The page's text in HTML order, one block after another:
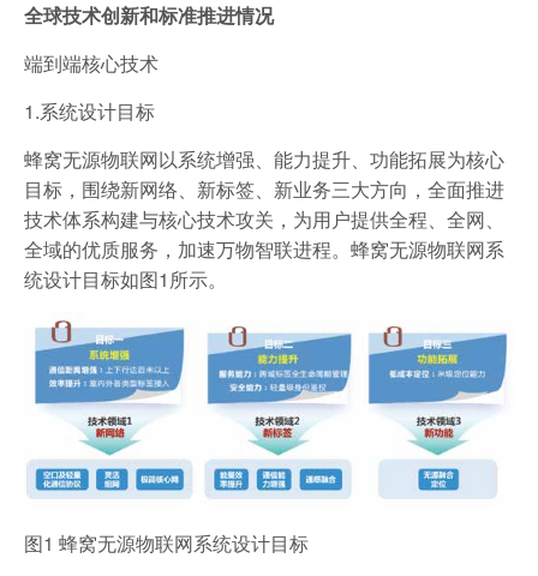
全球技术创新和标准推进情况
端到端核心技术
1.系统设计目标
蜂窝无源物联网以系统增强、能力提升、功能拓展为核心
目标，围绕新网络、新标签、新业务三大方向，全面推进
技术体系构建与核心技术攻关，为用户提供全程、全网、
全域的优质服务，加速万物智联进程。蜂窝无源物联网系
统设计目标如图1所示。
图1 蜂窝无源物联网系统设计目标